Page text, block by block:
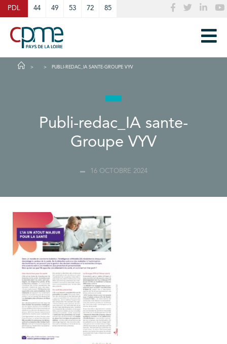
PDL 44 49 53 72 85
PUBLI-REDAC_IA SANTE-GROUPE VYV
Publi-redac_IA sante-
Groupe VYV
16 OCTOBRE 2024
Cookies management panel